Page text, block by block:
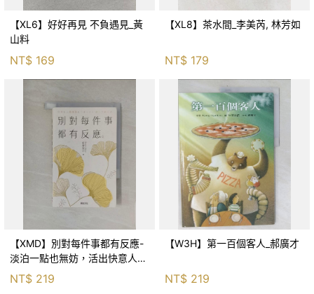
【XL6】好好再見 不負遇見_黃
山料
NT$ 169
【XL8】茶水間_李美芮, 林芳如
NT$ 179
【XMD】別對每件事都有反應-
淡泊一點也無妨，活出快意人生
的99個禪練習！_枡野俊明, 黃
薇嬪
NT$ 219
【W3H】第一百個客人_郝廣才
NT$ 219